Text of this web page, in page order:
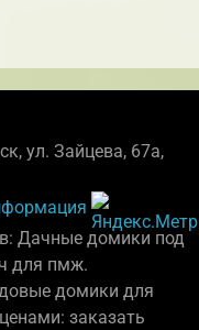
ул. Зайцева, 67а,
Дачные домики под
для пмж.
домики для
заказать